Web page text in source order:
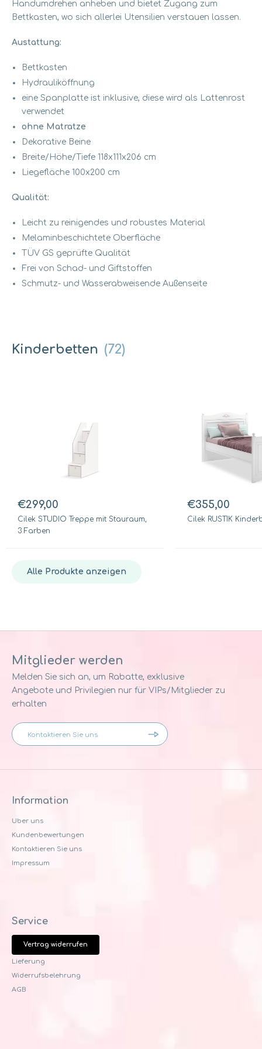
Handumdrehen anheben und bietet Zugang zum
Bettkasten, wo sich allerlei Utensilien verstauen lassen.
Austattung:
Bettkasten
Hydrauliköffnung
eine Spanplatte ist inklusive, diese wird als Lattenrost
verwendet
ohne Matratze
Dekorative Beine
Breite/Höhe/Tiefe 118x111x206 cm
Liegefläche 100x200 cm
Qualität:
Leicht zu reinigendes und robustes Material
Melaminbeschichtete Oberfläche
TÜV GS geprüfte Qualität
Frei von Schad- und Giftstoffen
Schmutz- und Wasserabweisende Außenseite
Kinderbetten (72)
€299,00
Cilek STUDIO Treppe mit Stauraum,
3 Farben
€355,00
Cilek RUSTIK
Alle Produkte anzeigen
Mitglieder werden
Melden Sie sich an, um Rabatte, exklusive
Angebote und Privilegien nur für VIPs/Mitglieder zu
erhalten
Information
Uber uns
Kundenbewertungen
Kontaktieren Sie uns
Impressum
Service
Vertrag widerrufen
Lieferung
Widerrufsbelehrung
AGB